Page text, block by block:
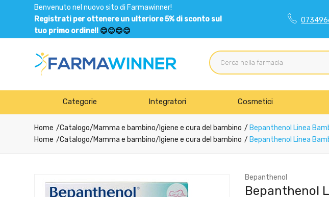
Benvenuto nel nuovo sito di Farmawinner!
Registrati per ottenere un ulteriore 5% di sconto sul
tuo primo ordine!! 😊😊😊😊
Categorie Integratori Cosmetici
Home Catalogo/Mamma e bambino/ Igiene e cura del bambino
Bepanthenol Linea
Home
Catalogo/Mamma e bambino/ Igiene e cura del bambino Bepanthenol Linea
Bepanthenol
Bepanthenol